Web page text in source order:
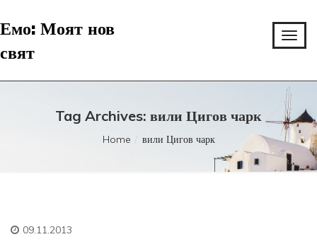
Емо: Моят нов
свят
Tag Archives: вили Цигов чарк
Home вили Цигов чарк
09.11.2013